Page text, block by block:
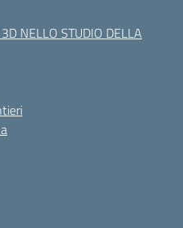
NELLO STUDIO DELLA